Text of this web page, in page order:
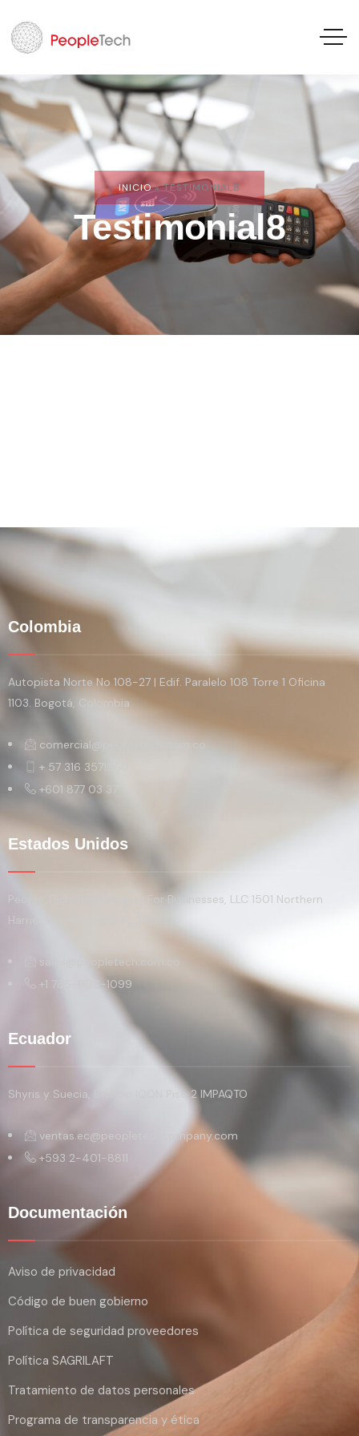
INICIO»TESTIMONIAL8
Testimonial8
Colombia
Autopista Norte No 108-27 | Edif. Paralelo 108 Torre 1 Oficina
1103. Bogotá, Colombia
comercial@peopletech.com.co
+ 57 316 3571860
+601 877 03 37
Estados Unidos
People Tech Technologies For Businesses, LLC 1501 Northern
Harrier Way, Reunion, FL 34747
sales@peopletech.com.co
+1 786-906-1099
Ecuador
Shyris y Suecia, Edificio IQON Piso 2 IMPAQTO
ventas.ec@peopletechcompany.com
+593 2-401-8811
Documentación
Aviso de privacidad
Código de buen gobierno
Política de seguridad proveedores
Política SAGRILAFT
Tratamiento de datos personales
Programa de transparencia y ética